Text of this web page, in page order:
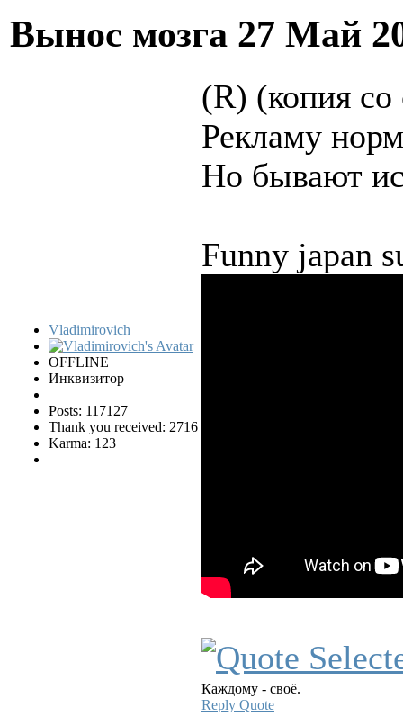
Вынос мозга 27 Май
Vladimirovich
OFFLINE
Инквизитор
Posts: 117127
Thank you received: 2716
Karma: 123
(R) (копия
Рекламу
Но бывают
Funny japan
Каждому - своё.
Reply Quote